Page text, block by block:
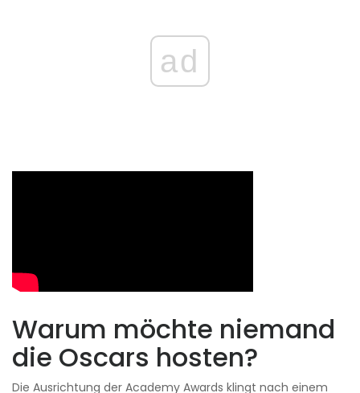
ad
Warum möchte niemand
die Oscars hosten?
Die Ausrichtung der Academy Awards klingt nach einem